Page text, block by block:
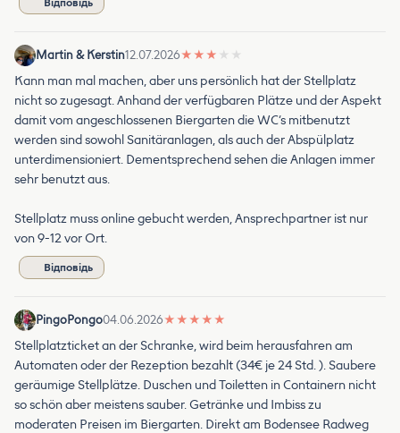
Martin & Kerstin12.07.2026★ ★ ★ ★ ★
Kann man mal machen, aber uns persönlich hat der Stellplatz
nicht so zugesagt. Anhand der verfügbaren Plätze und der Aspekt
damit vom angeschlossenen Biergarten die WC‘s mitbenutzt
werden sind sowohl Sanitäranlagen, als auch der Abspülplatz
unterdimensioniert. Dementsprechend sehen die Anlagen immer
sehr benutzt aus.
Stellplatz muss online gebucht werden, Ansprechpartner ist nur
von 9-12 vor Ort.
Відповідь
PingoPongo04.06.2026★ ★ ★ ★ ★
Stellplatzticket an der Schranke, wird beim herausfahren am
Automaten oder der Rezeption bezahlt (34€ je 24 Std. ). Saubere
geräumige Stellplätze. Duschen und Toiletten in Containern nicht
so schön aber meistens sauber. Getränke und Imbiss zu
moderaten Preisen im Biergarten. Direkt am Bodensee Radweg